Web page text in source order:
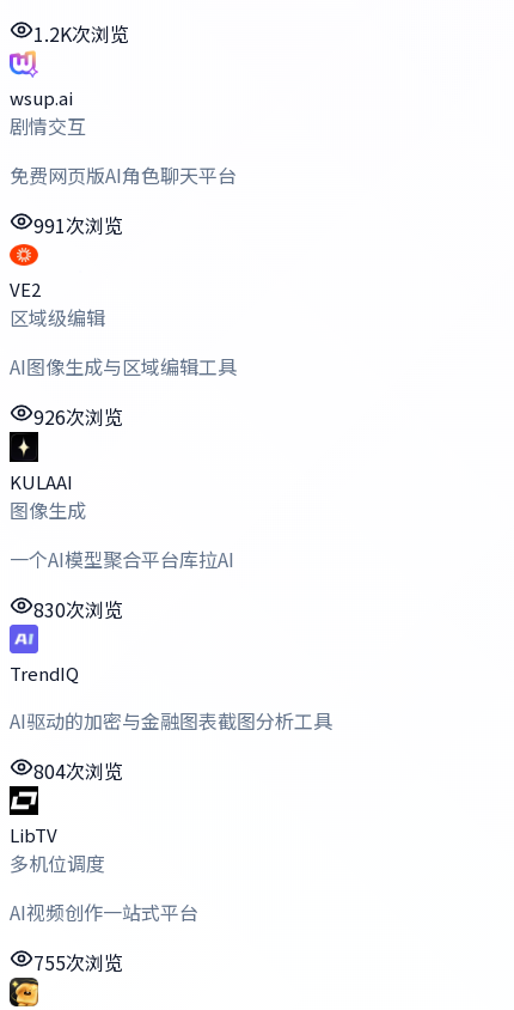
1.2K次浏览
wsup.ai
剧情交互
免费网页版AI角色聊天平台
991次浏览
VE2
区域级编辑
AI图像生成与区域编辑工具
926次浏览
KULAAI
图像生成
一个AI模型聚合平台库拉AI
830次浏览
TrendIQ
AI驱动的加密与金融图表截图分析工具
804次浏览
LibTV
多机位调度
AI视频创作一站式平台
755次浏览